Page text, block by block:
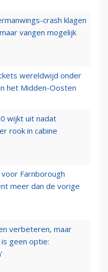
crash klagen
vangen mogelijk
wereldwijd onder
het Midden-Oosten
wijkt uit nadat
rook in cabine
Farnborough
meer dan de vorige
verbeteren, maar
geen optie: